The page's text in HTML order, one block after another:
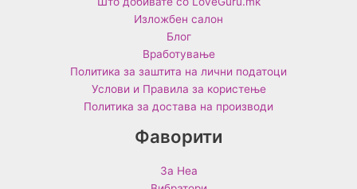
Изложбен салон
Блог
Вработување
Политика за заштита на лични податоци
Услови и Правила за користење
Политика за достава на производи
Фаворити
За Неа